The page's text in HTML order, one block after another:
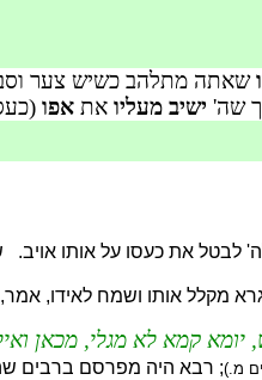
שאתה מתלהב כשיש צער
שה' ישיב מעליו את אפו
לבטל את כעסו על אותו אויב.
יומא קמא לא מגלי, מכאן
מ.); רבא היה מפרסם ברבים